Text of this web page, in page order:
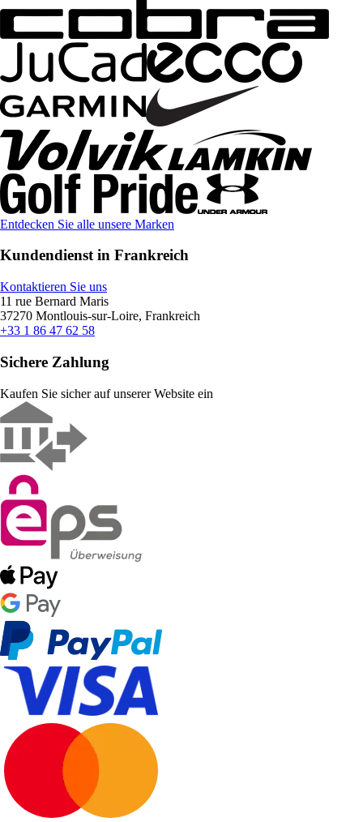
Entdecken Sie alle unsere Marken
Kundendienst in Frankreich
Kontaktieren Sie uns
11 rue Bernard Maris
37270 Montlouis-sur-Loire, Frankreich
+33 1 86 47 62 58
Sichere Zahlung
Kaufen Sie sicher auf unserer Website ein